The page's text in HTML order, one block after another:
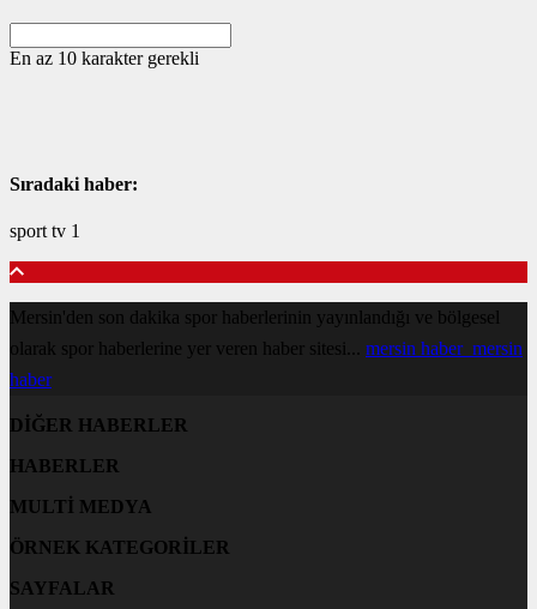
En az 10 karakter gerekli
Sıradaki haber:
sport tv 1
Mersin'den son dakika spor haberlerinin yayınlandığı ve bölgesel
olarak spor haberlerine yer veren haber sitesi... mersin haber mersin
haber
DİĞER HABERLER
HABERLER
MULTİ MEDYA
ÖRNEK KATEGORİLER
SAYFALAR